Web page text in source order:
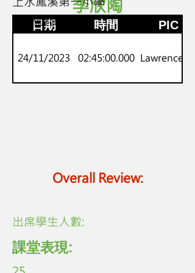
李欣陶
日期 時間 PIC
24/11/2023 02:45:00.000 Lawrence Lo
Overall Review:
神探伽利略
​出席學生人數:
課堂表現: